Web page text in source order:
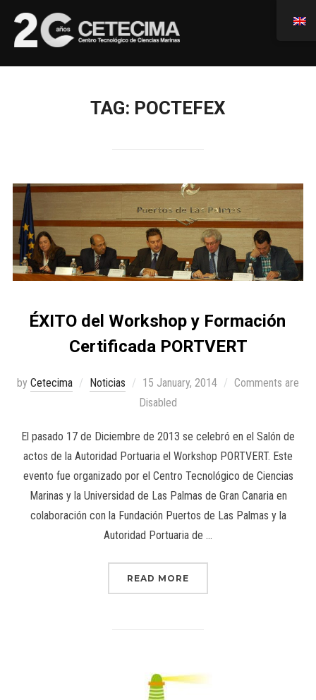
TAG: POCTEFEX
ÉXITO del Workshop y Formación
Certificada PORTVERT
by Cetecima Noticias 15 January, 2014
Comments are
Disabled
El pasado 17 de Diciembre de 2013 se celebró en el Salón de
actos de la Autoridad Portuaria el Workshop PORTVERT. Este
evento fue organizado por el Centro Tecnológico de Ciencias
Marinas y la Universidad de Las Palmas de Gran Canaria en
colaboración con la Fundación Puertos de Las Palmas y la
Autoridad Portuaria de …
READ MORE